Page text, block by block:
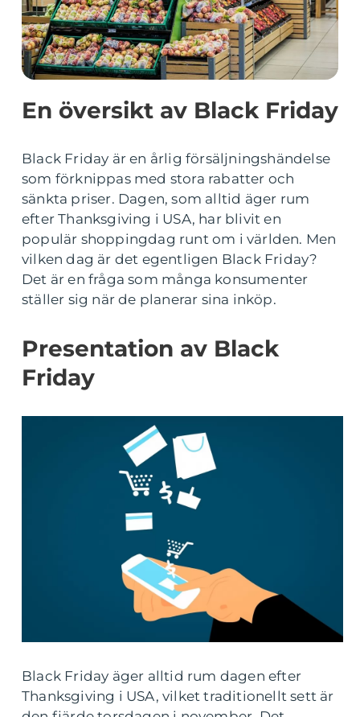
En översikt av Black Friday
Black Friday är en årlig försäljningshändelse
som förknippas med stora rabatter och
sänkta priser. Dagen, som alltid äger rum
efter Thanksgiving i USA, har blivit en
populär shoppingdag runt om i världen. Men
vilken dag är det egentligen Black Friday?
Det är en fråga som många konsumenter
ställer sig när de planerar sina inköp.
Presentation av Black
Friday
Black Friday äger alltid rum dagen efter
Thanksgiving i USA, vilket traditionellt sett är